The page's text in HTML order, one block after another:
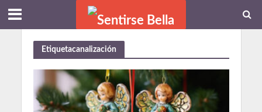
Etiquetacanalización